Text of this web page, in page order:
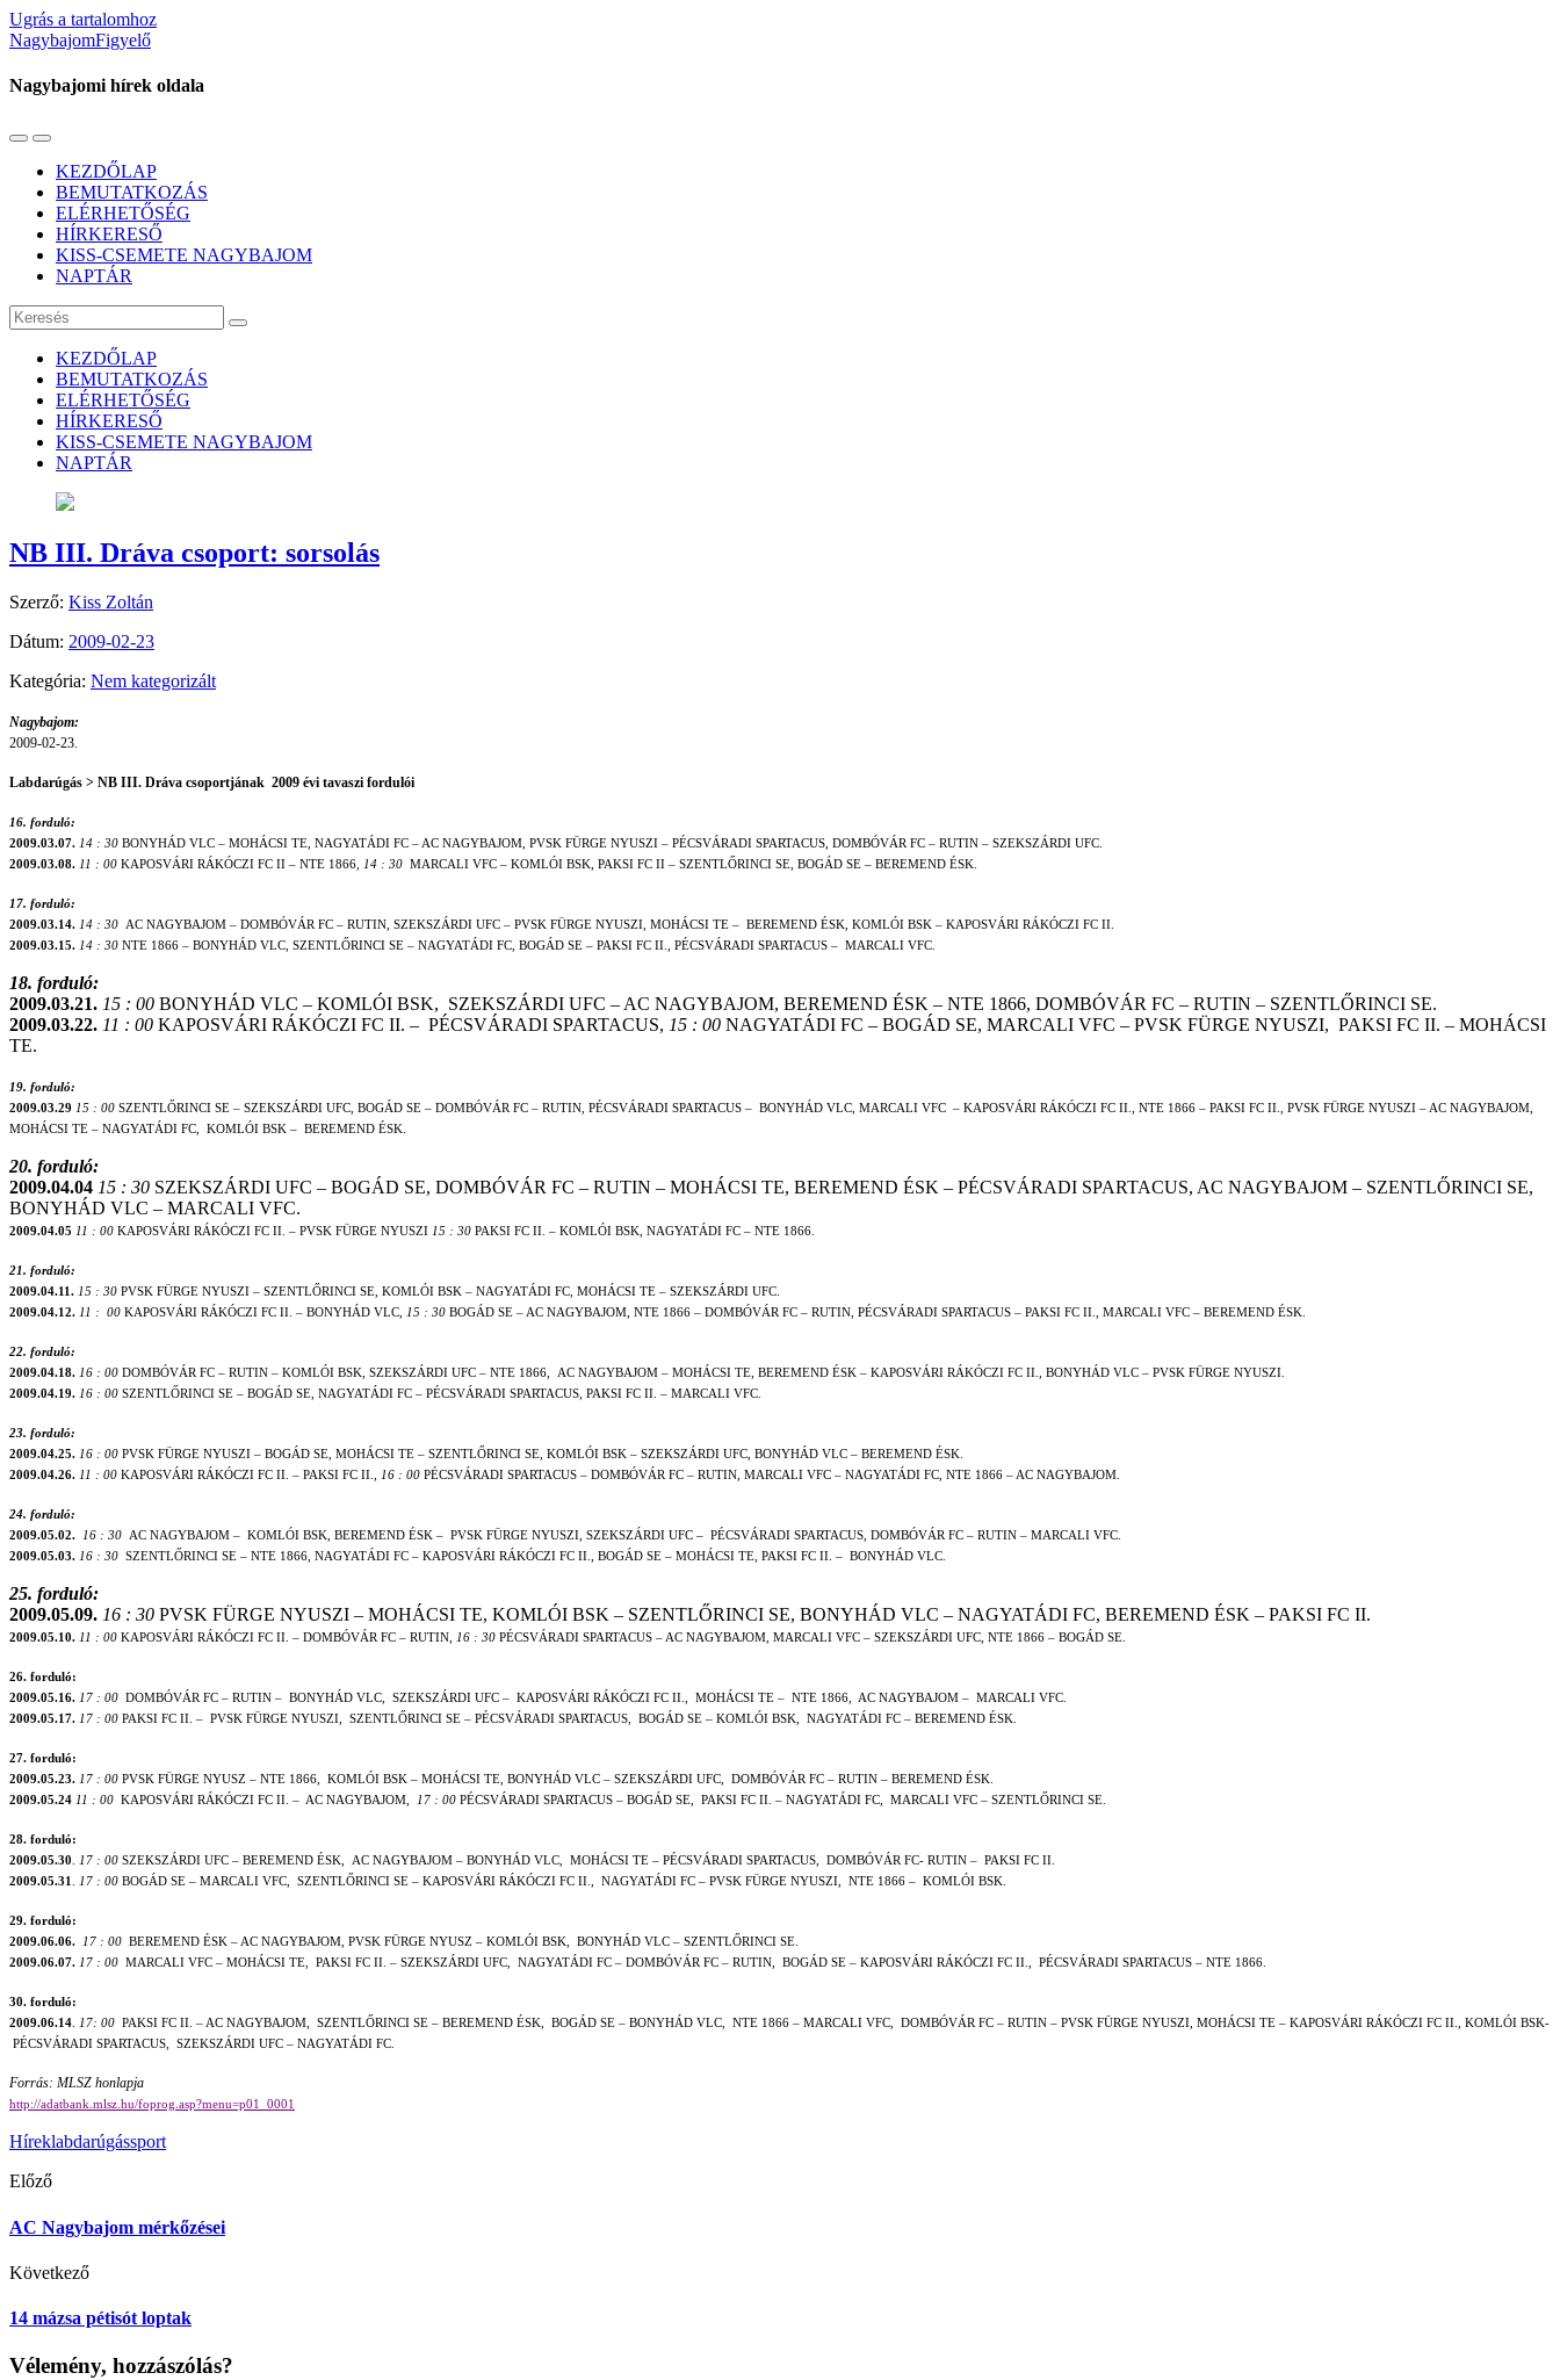
Ugrás a tartalomhoz
NagybajomFigyelő
Nagybajomi hírek oldala
Váltás
mobil
menüre
Használja
keresés
mezőt
KEZDŐLAP
BEMUTATKOZÁS
ELÉRHETŐSÉG
HÍRKERESŐ
KISS-CSEMETE NAGYBAJOM
NAPTÁR
Keresés
KEZDŐLAP
BEMUTATKOZÁS
ELÉRHETŐSÉG
HÍRKERESŐ
KISS-CSEMETE NAGYBAJOM
NAPTÁR
NB III. Dráva csoport: sorsolás
Szerző: Kiss Zoltán
Dátum: 2009-02-23
Kategória: Nem kategorizált
Nagybajom:
2009-02-23.
Labdarúgás > NB III. Dráva csoportjának 2009 évi tavaszi fordulói
16. forduló:
2009.03.07. 14 : 30 BONYHÁD VLC – MOHÁCSI TE, NAGYATÁDI FC – AC NAGYBAJOM, PVSK FÜRGE NYUSZI – PÉCSVÁRADI SPARTACUS, DOMBÓVÁR FC – RUTIN – SZEKSZÁRDI UFC.
2009.03.08. 11 : 00 KAPOSVÁRI RÁKÓCZI FC II – NTE 1866, 14 : 30 MARCALI VFC – KOMLÓI BSK, PAKSI FC II – SZENTLŐRINCI SE, BOGÁD SE – BEREMEND ÉSK.
17. forduló:
2009.03.14. 14 : 30 AC NAGYBAJOM – DOMBÓVÁR FC – RUTIN, SZEKSZÁRDI UFC – PVSK FÜRGE NYUSZI, MOHÁCSI TE – BEREMEND ÉSK, KOMLÓI BSK – KAPOSVÁRI RÁKÓCZI FC II.
2009.03.15. 14 : 30 NTE 1866 – BONYHÁD VLC, SZENTLŐRINCI SE – NAGYATÁDI FC, BOGÁD SE – PAKSI FC II., PÉCSVÁRADI SPARTACUS – MARCALI VFC.
18. forduló:
2009.03.21. 15 : 00 BONYHÁD VLC – KOMLÓI BSK, SZEKSZÁRDI UFC – AC NAGYBAJOM, BEREMEND ÉSK – NTE 1866, DOMBÓVÁR FC – RUTIN – SZENTLŐRINCI SE.
2009.03.22. 11 : 00 KAPOSVÁRI RÁKÓCZI FC II. – PÉCSVÁRADI SPARTACUS, 15 : 00 NAGYATÁDI FC – BOGÁD SE, MARCALI VFC – PVSK FÜRGE NYUSZI, PAKSI FC II. – MOHÁCSI
TE.
19. forduló:
2009.03.29 15 : 00 SZENTLŐRINCI SE – SZEKSZÁRDI UFC, BOGÁD SE – DOMBÓVÁR FC – RUTIN, PÉCSVÁRADI SPARTACUS – BONYHÁD VLC, MARCALI VFC – KAPOSVÁRI RÁKÓCZI FC II., NTE 1866 – PAKSI FC II., PVSK FÜRGE NYUSZI – AC NAGYBAJOM,
MOHÁCSI TE – NAGYATÁDI FC,
KOMLÓI BSK – BEREMEND ÉSK.
20. forduló:
2009.04.04 15 : 30 SZEKSZÁRDI UFC – BOGÁD SE, DOMBÓVÁR FC – RUTIN – MOHÁCSI TE, BEREMEND ÉSK – PÉCSVÁRADI SPARTACUS, AC NAGYBAJOM – SZENTLŐRINCI SE,
BONYHÁD VLC – MARCALI VFC.
2009.04.05 11 : 00 KAPOSVÁRI RÁKÓCZI FC II. – PVSK FÜRGE NYUSZI 15 : 30 PAKSI FC II. – KOMLÓI BSK, NAGYATÁDI FC – NTE 1866.
21. forduló:
2009.04.11. 15 : 30 PVSK FÜRGE NYUSZI – SZENTLŐRINCI SE, KOMLÓI BSK – NAGYATÁDI FC, MOHÁCSI TE – SZEKSZÁRDI UFC.
2009.04.12. 11 : 00 KAPOSVÁRI RÁKÓCZI FC II. – BONYHÁD VLC, 15 : 30 BOGÁD SE – AC NAGYBAJOM, NTE 1866 – DOMBÓVÁR FC – RUTIN, PÉCSVÁRADI SPARTACUS – PAKSI FC II., MARCALI VFC – BEREMEND ÉSK.
22. forduló:
2009.04.18. 16 : 00 DOMBÓVÁR FC – RUTIN – KOMLÓI BSK, SZEKSZÁRDI UFC – NTE 1866,
AC NAGYBAJOM – MOHÁCSI TE, BEREMEND ÉSK – KAPOSVÁRI RÁKÓCZI FC II., BONYHÁD VLC – PVSK FÜRGE NYUSZI.
2009.04.19. 16 : 00 SZENTLŐRINCI SE – BOGÁD SE, NAGYATÁDI FC – PÉCSVÁRADI SPARTACUS, PAKSI FC II. – MARCALI VFC.
23. forduló:
2009.04.25. 16 : 00 PVSK FÜRGE NYUSZI – BOGÁD SE, MOHÁCSI TE – SZENTLŐRINCI SE, KOMLÓI BSK – SZEKSZÁRDI UFC, BONYHÁD VLC – BEREMEND ÉSK.
2009.04.26. 11 : 00 KAPOSVÁRI RÁKÓCZI FC II. – PAKSI FC II., 16 : 00 PÉCSVÁRADI SPARTACUS – DOMBÓVÁR FC – RUTIN, MARCALI VFC – NAGYATÁDI FC, NTE 1866 – AC NAGYBAJOM.
24. forduló:
2009.05.02. 16 : 30 AC NAGYBAJOM – KOMLÓI BSK, BEREMEND ÉSK – PVSK FÜRGE NYUSZI, SZEKSZÁRDI UFC – PÉCSVÁRADI SPARTACUS, DOMBÓVÁR FC – RUTIN – MARCALI VFC.
2009.05.03. 16 : 30 SZENTLŐRINCI SE – NTE 1866, NAGYATÁDI FC – KAPOSVÁRI RÁKÓCZI FC II., BOGÁD SE – MOHÁCSI TE, PAKSI FC II. – BONYHÁD VLC.
25. forduló:
2009.05.09. 16 : 30 PVSK FÜRGE NYUSZI – MOHÁCSI TE, KOMLÓI BSK – SZENTLŐRINCI SE, BONYHÁD VLC – NAGYATÁDI FC, BEREMEND ÉSK – PAKSI FC II.
2009.05.10. 11 : 00 KAPOSVÁRI RÁKÓCZI FC II. – DOMBÓVÁR FC – RUTIN, 16 : 30 PÉCSVÁRADI SPARTACUS – AC NAGYBAJOM, MARCALI VFC – SZEKSZÁRDI UFC, NTE 1866 – BOGÁD SE.
26. forduló:
2009.05.16. 17 : 00 DOMBÓVÁR FC – RUTIN – BONYHÁD VLC, SZEKSZÁRDI UFC – KAPOSVÁRI RÁKÓCZI FC II., MOHÁCSI TE – NTE 1866, AC NAGYBAJOM – MARCALI VFC.
2009.05.17. 17 : 00 PAKSI FC II. – PVSK FÜRGE NYUSZI, SZENTLŐRINCI SE – PÉCSVÁRADI SPARTACUS, BOGÁD SE – KOMLÓI BSK, NAGYATÁDI FC – BEREMEND ÉSK.
27. forduló:
2009.05.23. 17 : 00 PVSK FÜRGE NYUSZ – NTE 1866, KOMLÓI BSK – MOHÁCSI TE, BONYHÁD VLC – SZEKSZÁRDI UFC,
DOMBÓVÁR FC – RUTIN – BEREMEND ÉSK.
2009.05.24 11 : 00 KAPOSVÁRI RÁKÓCZI FC II. – AC NAGYBAJOM, 17 : 00 PÉCSVÁRADI SPARTACUS – BOGÁD SE, PAKSI FC II. – NAGYATÁDI FC, MARCALI VFC – SZENTLŐRINCI SE.
28. forduló:
2009.05.30. 17 : 00 SZEKSZÁRDI UFC – BEREMEND ÉSK, AC NAGYBAJOM – BONYHÁD VLC, MOHÁCSI TE – PÉCSVÁRADI SPARTACUS, DOMBÓVÁR FC- RUTIN – PAKSI FC II.
2009.05.31. 17 : 00 BOGÁD SE – MARCALI VFC, SZENTLŐRINCI SE – KAPOSVÁRI RÁKÓCZI FC II., NAGYATÁDI FC – PVSK FÜRGE NYUSZI, NTE 1866 – KOMLÓI BSK.
29. forduló:
2009.06.06. 17 : 00 BEREMEND ÉSK – AC NAGYBAJOM, PVSK FÜRGE NYUSZ – KOMLÓI BSK,
BONYHÁD VLC – SZENTLŐRINCI SE.
2009.06.07. 17 : 00 MARCALI VFC – MOHÁCSI TE, PAKSI FC II. – SZEKSZÁRDI UFC, NAGYATÁDI FC – DOMBÓVÁR FC – RUTIN, BOGÁD SE – KAPOSVÁRI RÁKÓCZI FC II., PÉCSVÁRADI SPARTACUS – NTE 1866.
30. forduló:
2009.06.14. 17: 00 PAKSI FC II. – AC NAGYBAJOM, SZENTLŐRINCI SE – BEREMEND ÉSK, BOGÁD SE – BONYHÁD VLC, NTE 1866 – MARCALI VFC,
DOMBÓVÁR FC – RUTIN – PVSK FÜRGE NYUSZI, MOHÁCSI TE – KAPOSVÁRI RÁKÓCZI FC II., KOMLÓI BSK-
PÉCSVÁRADI SPARTACUS,
SZEKSZÁRDI UFC – NAGYATÁDI FC.
Forrás: MLSZ honlapja
http://adatbank.mlsz.hu/foprog.asp?menu=p01_0001
Híreklabdarúgássport
Előző
AC Nagybajom mérkőzései
Következő
14 mázsa pétisót loptak
Vélemény, hozzászólás?